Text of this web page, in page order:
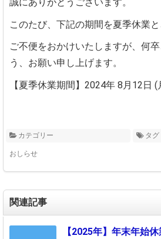
このたび、下記の期間を夏季休業と
ご不便をおかけいたしますが、 何
う、お願い申し上げます。
【夏季休業期間】 2024年 8月12日 (
カテゴリー
おしらせ
タグ
関連記事
【2025年】年末年始